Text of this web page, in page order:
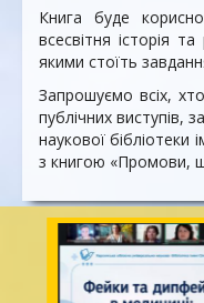
Книга буде
всесвітня історія
якими стоїть
Запрошуємо всіх,
публічних виступів,
наукової
з книгою «Промови,